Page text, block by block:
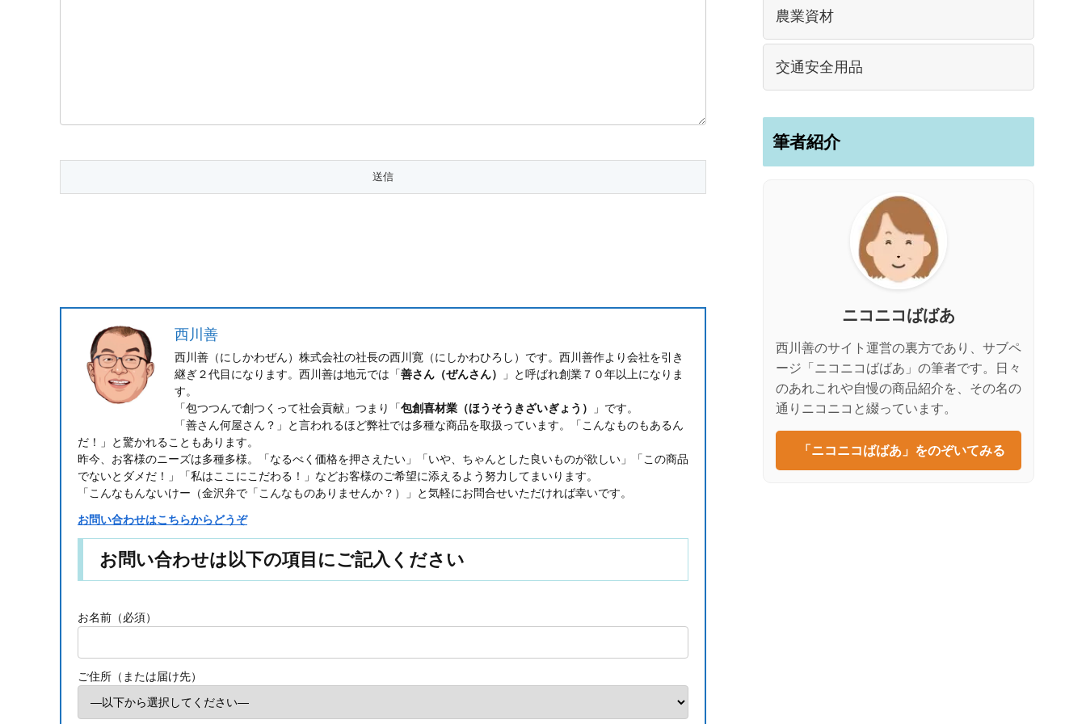
西川善
西川善（にしかわぜん）株式会社の社長の西川寛（にしかわひろし）です。西川善作より会社を引き
継ぎ２代目になります。西川善は地元では「善さん（ぜんさん）
」と呼ばれ創業７０年以上になりま
す。
「包つつんで創つくって社会貢献」つまり「包創喜材業（ほうそうきざいぎょう）
」です。
「善さん何屋さん？」と言われるほど弊社では多種な商品を取扱っています。「こんなものもあるん
だ！」と驚かれることもあります。
昨今、お客様のニーズは多種多様。「なるべく価格を押さえたい」「いや、ちゃんとした良いものが欲しい」「この商品
でないとダメだ！」「私はここにこだわる！」などお客様のご希望に添えるよう努力してまいります。
「こんなもんないけー（金沢弁で「こんなものありませんか？）」と気軽にお問合せいただければ幸いです。
お問い合わせはこちらからどうぞ
お問い合わせは以下の項目にご記入ください
お名前（必須）
ご住所（または届け先）
農業資材
交通安全用品
筆者紹介
ニコニコばばあ
西川善のサイト運営の裏方であり、サブペ
ージ「ニコニコばばあ」の筆者です。日々
のあれこれや自慢の商品紹介を、その名の
通りニコニコと綴っています。
「ニコニコばばあ」をのぞいてみる